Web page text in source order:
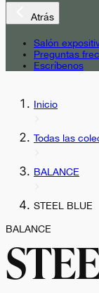
Atrás
Salón
Preguntas
Escríbenos
Inicio
Todas las
BALANCE
STEEL BLUE
BALANCE